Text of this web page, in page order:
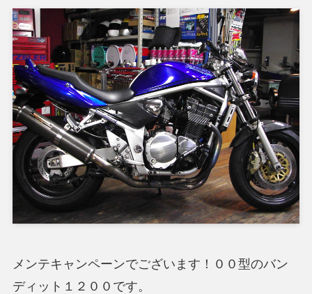
メンテキャンペーンでございます！００型のバン
ディット１２００です。